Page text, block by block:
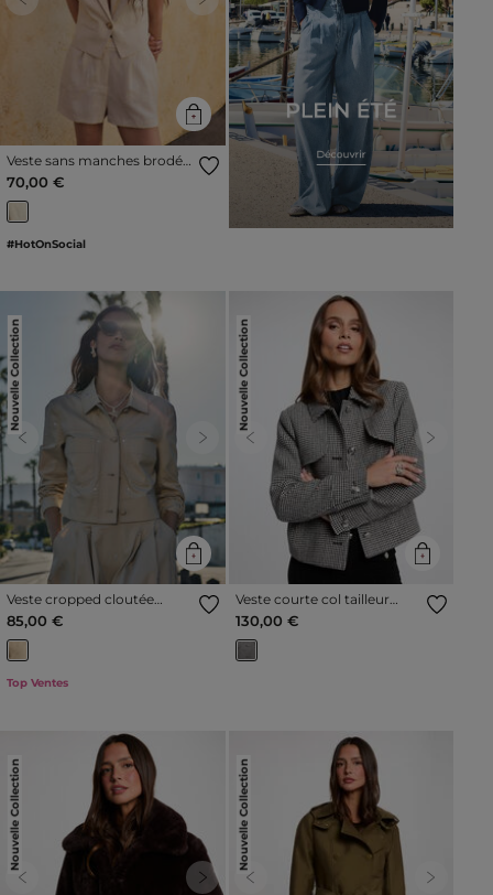
Previous Next
Veste sans manches brodée
creme femme
70,00 €
#HotOnSocial
Nouvelle Collection
Previous Next
Veste cropped cloutée
beige femme
85,00 €
Top Ventes
Nouvelle Collection
Previous Next
Veste courte col tailleur
multicolore femme
130,00 €
Nouvelle Collection
Previous Next
Nouvelle Collection
Previous Next